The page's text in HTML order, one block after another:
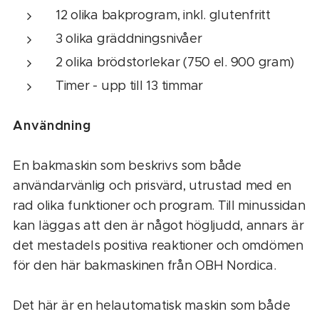
12 olika bakprogram, inkl. glutenfritt
3 olika gräddningsnivåer
2 olika brödstorlekar (750 el. 900 gram)
Timer - upp till 13 timmar
Användning
En bakmaskin som beskrivs som både
användarvänlig och prisvärd, utrustad med en
rad olika funktioner och program. Till minussidan
kan läggas att den är något högljudd, annars är
det mestadels positiva reaktioner och omdömen
för den här bakmaskinen från OBH Nordica.
Det här är en helautomatisk maskin som både